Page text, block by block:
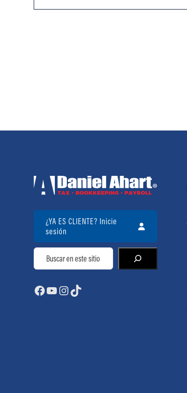
¿YA ES CLIENTE? Inicie
sesión
Buscar
Facebook
YouTube
Instagram
TikTok